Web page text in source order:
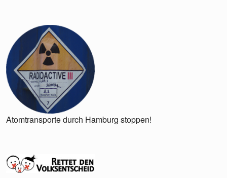
Atomtransporte durch Hamburg stoppen!